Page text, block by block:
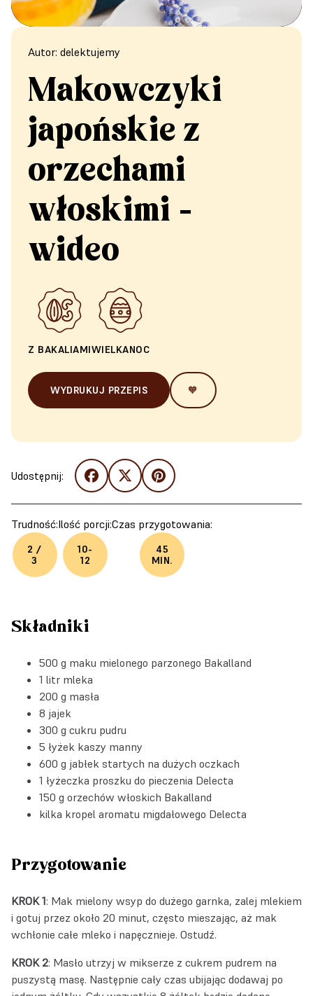
Autor: delektujemy
Makowczyki
japońskie z
orzechami
włoskimi -
wideo
Z BAKALIAMIWIELKANOC
WYDRUKUJ PRZEPIS 🧡
Udostępnij:
Trudność:
2 /
3
Ilość porcji:
10-
12
Czas przygotowania:
45
MIN.
Składniki
500 g maku mielonego parzonego Bakalland
1 litr mleka
200 g masła
8 jajek
300 g cukru pudru
5 łyżek kaszy manny
600 g jabłek startych na dużych oczkach
1 łyżeczka proszku do pieczenia Delecta
150 g orzechów włoskich Bakalland
kilka kropel aromatu migdałowego Delecta
Przygotowanie
KROK 1: Mak mielony wsyp do dużego garnka, zalej mlekiem
i gotuj przez około 20 minut, często mieszając, aż mak
wchłonie całe mleko i napęcznieje. Ostudź.
KROK 2: Masło utrzyj w mikserze z cukrem pudrem na
puszystą masę. Następnie cały czas ubijając dodawaj po